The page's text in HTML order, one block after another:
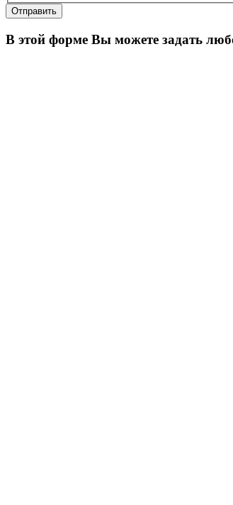
Отправить
В этой форме Вы можете задать